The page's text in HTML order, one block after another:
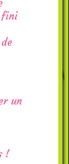
fini
un
!